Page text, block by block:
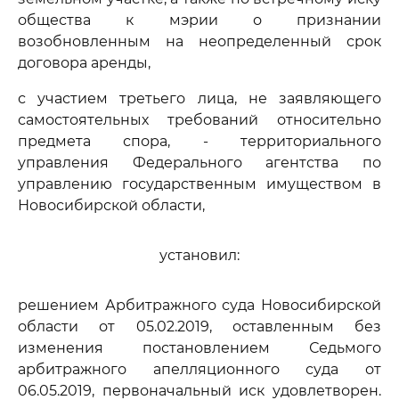
общества к мэрии о признании
возобновленным на неопределенный срок
договора аренды,
с участием третьего лица, не заявляющего
самостоятельных требований относительно
предмета спора, - территориального
управления Федерального агентства по
управлению государственным имуществом в
Новосибирской области,
установил:
решением Арбитражного суда Новосибирской
области от 05.02.2019, оставленным без
изменения постановлением Седьмого
арбитражного апелляционного суда от
06.05.2019, первоначальный иск удовлетворен.